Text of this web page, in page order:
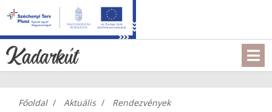
Főoldal Aktuális Rendezvények